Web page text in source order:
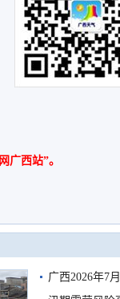
广西站”。
广西2026年7